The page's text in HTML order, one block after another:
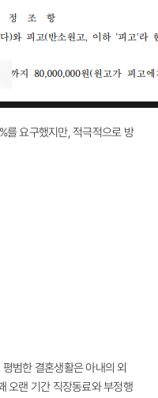
를 요구했지만, 적극적으로 방
범한 결혼생활은 아내의 외
오랜 기간 직장동료와 부정행